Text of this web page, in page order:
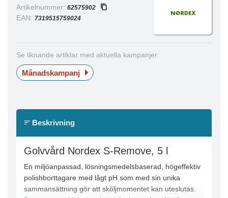
Artikelnummer: 62575902
EAN: 7319515759024
Se liknande artiklar med aktuella kampanjer:
Månadskampanj
Beskrivning
Golvvård Nordex S-Remove, 5 l
En miljöanpassad, lösningsmedelsbaserad, högeffektiv
polishborttagare med lågt pH som med sin unika
sammansättning gör att sköljmomentet kan uteslutas.